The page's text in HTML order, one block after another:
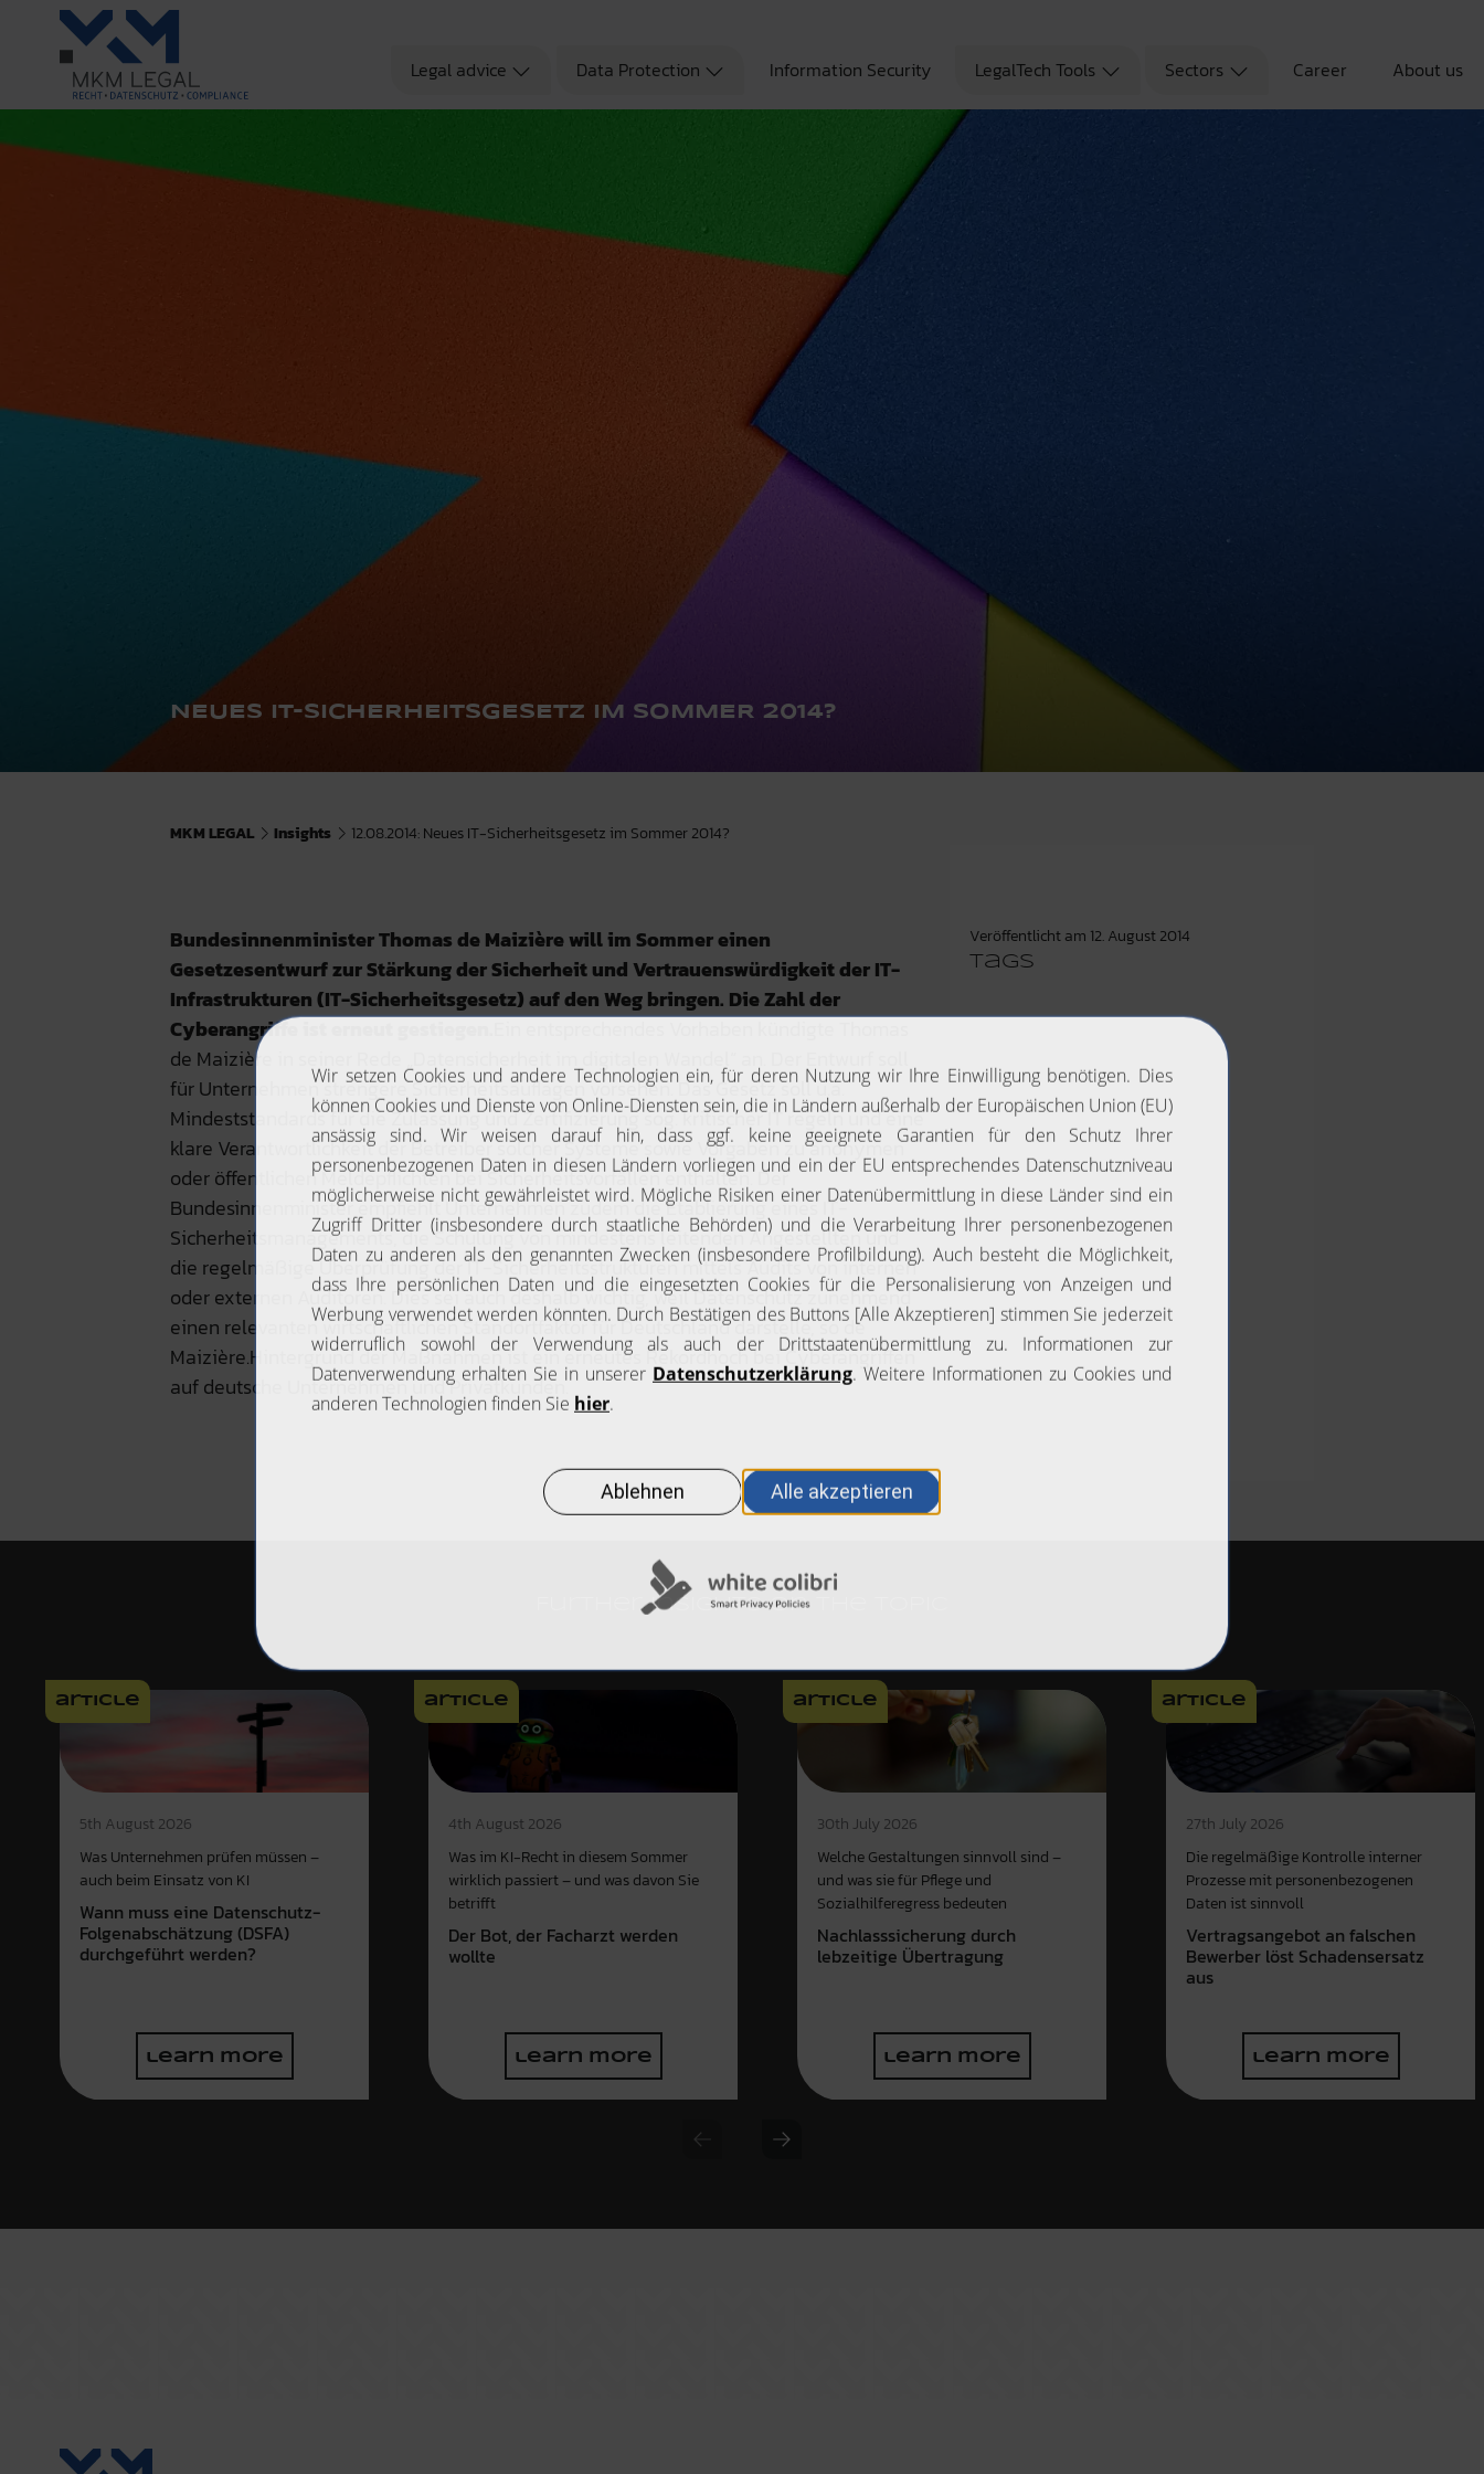
Legal advice Data Protection Information Security LegalTech Tools Sectors Career About us
NEUES IT-SICHERHEITSGESETZ IM SOMMER 2014?
MKM LEGAL Insights 12.08.2014: Neues IT-Sicherheitsgesetz im Sommer 2014?
Bundesinnenminister Thomas de Maizière will im Sommer einen
Gesetzesentwurf zur Stärkung der Sicherheit und Vertrauenswürdigkeit der IT-
Infrastrukturen (IT-Sicherheitsgesetz) auf den Weg bringen. Die Zahl der
Cyberangriffe ist erneut gestiegen.
de Maizière in seiner Rede „Datensicherheit im digitalen Wandel“ an. Der Entwurf soll
für Unternehmen strengere Sicherheitsauflagen vorsehen. Das Gesetz soll u.a.
Mindeststandards für die Zulassung und Zertifizierung sog. kritischer IT regeln und eine
klare Verantwortlichkeit der Betreiber solcher Systeme sowie Vorgaben zu anonymen
oder öffentlichen Meldepflichten bei Sicherheitsvorfällen enthalten. Der
Bundesinnenminister empfiehlt Unternehmen zudem die Etablierung eines IT-
Sicherheitsmanagements, die Schulung von mindestens leitenden Angestellten und
die regelmäßige Überprüfung der IT-Sicherheitsstrukturen mittels Audits von internen
oder externen Auditoren. Dies sei auch deshalb wichtig, weil Datenschutz zunehmend
einen relevanten wirtschaftlichen Standortfaktor für Deutschland darstelle, so de
Maizière.Hintergrund der Maßnahmen ist ein erneutes Rekordhoch bei Cyberangriffen
auf deutsche Unternehmen und Privatkunden.
Veröffentlicht am 12. August 2014
Tags
Further insights on the topic
article
5th August 2026
Was Unternehmen prüfen müssen –
auch beim Einsatz von KI
Wann muss eine Datenschutz-
Folgenabschätzung (DSFA)
durchgeführt werden?
learn more
article
4th August 2026
Was im KI-Recht in diesem Sommer
wirklich passiert – und was davon Sie
betrifft
Der Bot, der Facharzt werden
wollte
learn more
article
30th July 2026
Welche Gestaltungen sinnvoll sind –
und was sie für Pflege und
Sozialhilferegress bedeuten
Nachlasssicherung durch
lebzeitige Übertragung
learn more
article
27th July 2026
Die regelmäßige Kontrolle interner
Prozesse mit personenbezogenen
Daten ist sinnvoll
Vertragsangebot an falschen
Bewerber löst Schadensersatz
aus
learn more
Previous slide
Next slide